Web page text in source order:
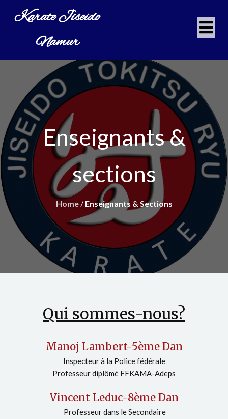
Karate Jiseido
Namur
Enseignants &
sections
Home/ Enseignants & Sections
Qui sommes-nous?
Manoj Lambert-5ème Dan
Inspecteur à la Police fédérale
Professeur diplômé FFKAMA-Adeps
Vincent Leduc-8ème Dan
Professeur dans le Secondaire